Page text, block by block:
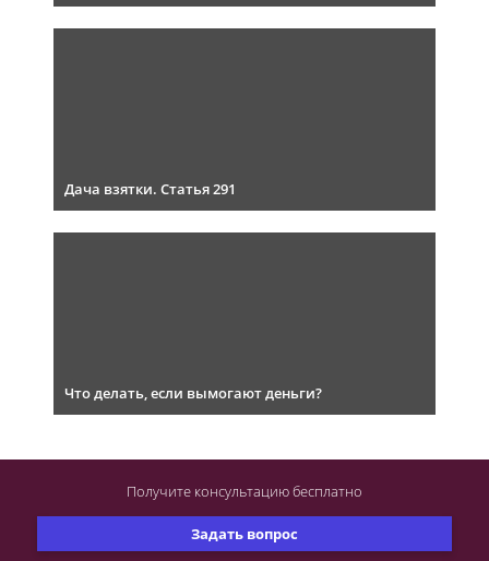
Дача взятки. Статья 291
Что делать, если вымогают деньги?
Задать вопрос
Получите консультациюбесплатно